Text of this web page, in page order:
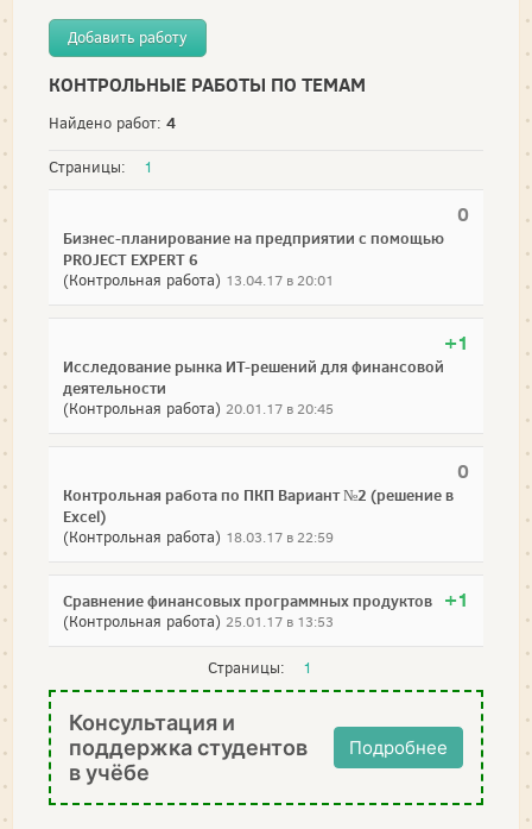
Добавить работу
КОНТРОЛЬНЫЕ РАБОТЫ ПО ТЕМАМ
Найдено работ: 4
Страницы: 1
0
Бизнес-планирование на предприятии с помощью
PROJECT EXPERT 6
(Контрольная работа) 13.04.17 в 20:01
+1
Исследование рынка ИТ-решений для финансовой
деятельности
(Контрольная работа) 20.01.17 в 20:45
0
Контрольная работа по ПКП Вариант №2 (решение в
Excel)
(Контрольная работа) 18.03.17 в 22:59
+1
Сравнение финансовых программных продуктов
(Контрольная работа) 25.01.17 в 13:53
Страницы: 1
Консультация и
поддержка студентов
в учёбе
Подробнее